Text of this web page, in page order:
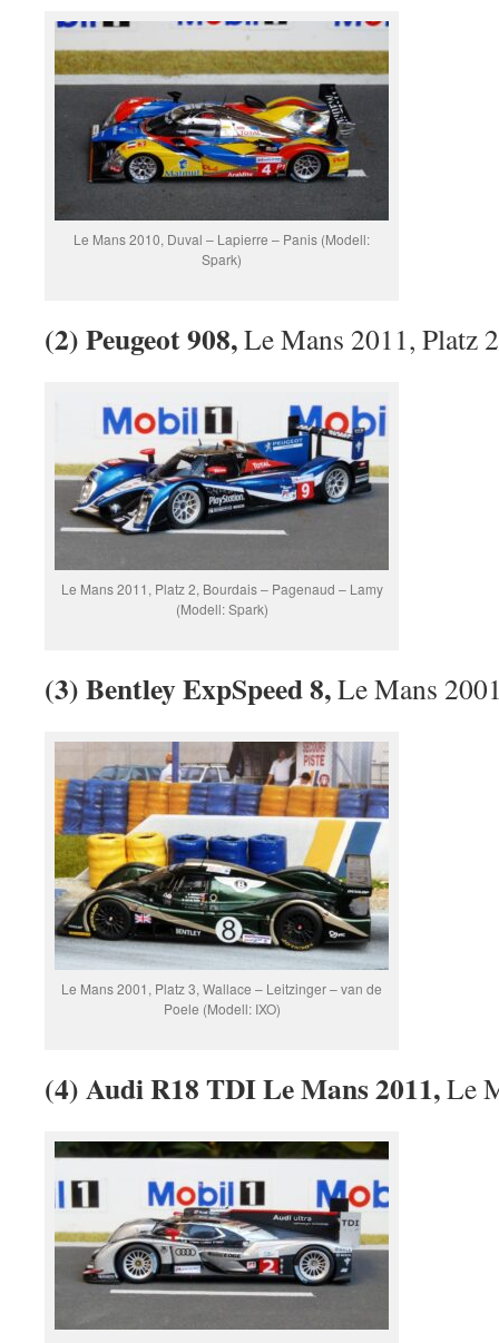
Le Mans 2010, Duval – Lapierre – Panis (Modell:
Spark)
(2) Peugeot 908,Le Mans 2011, Platz 2
Le Mans 2011, Platz 2, Bourdais – Pagenaud – Lamy
(Modell: Spark)
(3) Bentley ExpSpeed 8,Le Mans
Le Mans 2001, Platz 3, Wallace – Leitzinger – van de
Poele (Modell: IXO)
(4) Audi R18 TDI Le Mans 2011,Le